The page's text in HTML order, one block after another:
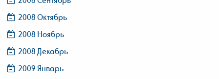
2008 Октябрь
2008 Ноябрь
2008 Декабрь
2009 Январь